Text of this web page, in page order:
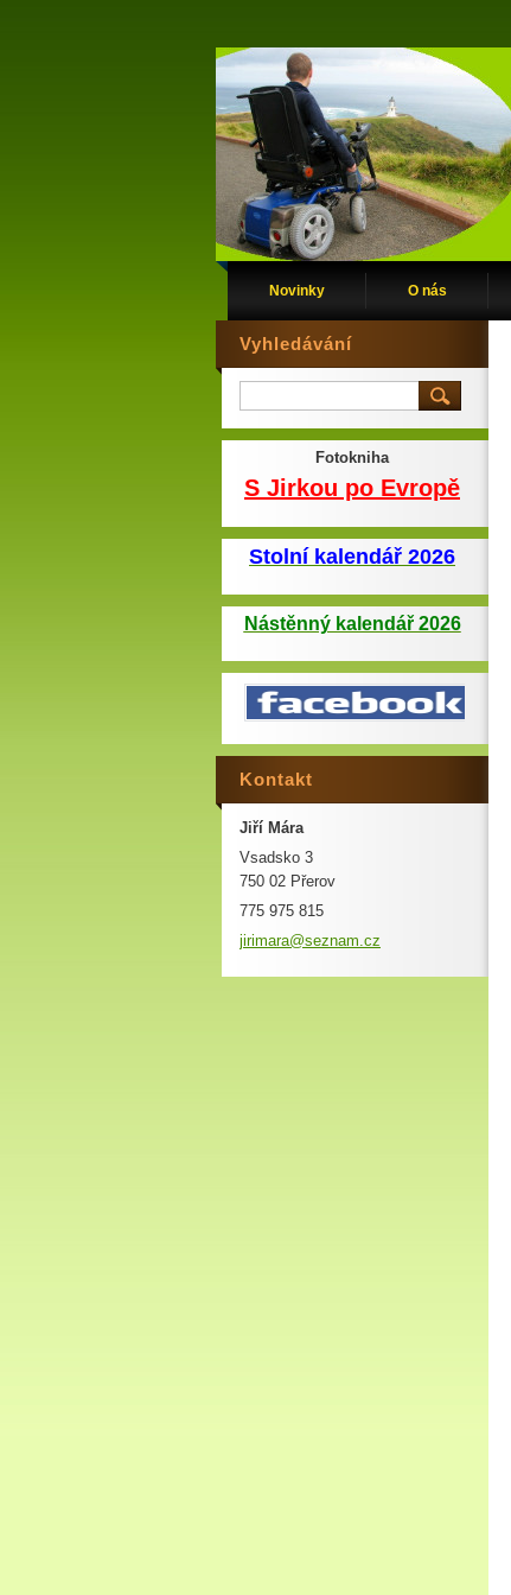
Novinky O nás
Vyhledávání
Fotokniha
S Jirkou po Evropě
Stolní kalendář 2026
Nástěnný kalendář 2026
Kontakt
Jiří Mára
Vsadsko 3
750 02 Přerov
775 975 815
jirimara@seznam.cz